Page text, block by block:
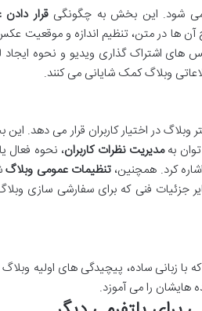
شود. این بخش به چگونگیقرار
آن ها در متن، تنظیم اندازه و موقعیت
های اشتراک گذاری ویدیو و نحوه
وبلاگ کمک شایانی می کنند.
وبلاگ در اختیار کاربران قرار می دهد.
بهمدیریت نظرات کاربران، نحوه فعال
کرد. همچنین، تنظیمات عمومی وبلاگ
جزئیات فنی که برای سفارشی سازی
زبانی ساده، پیچیدگی های اولیه وبلاگ
هایشان را می آموزد.